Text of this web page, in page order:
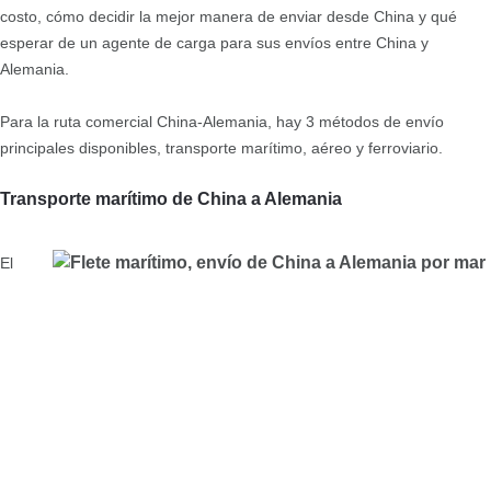
costo, cómo decidir la mejor manera de enviar desde China y qué
esperar de un agente de carga para sus envíos entre China y
Alemania.
Para la ruta comercial China-Alemania, hay 3 métodos de envío
principales disponibles, transporte marítimo, aéreo y ferroviario.
Transporte marítimo de China a Alemania
El